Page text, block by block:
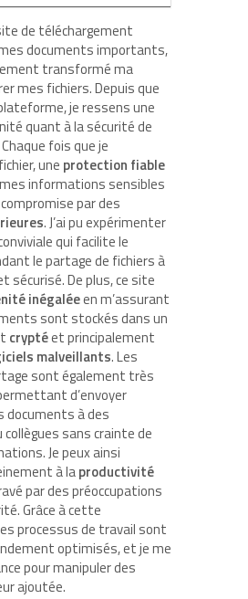
de téléchargement
documents importants,
transformé ma
mes fichiers. Depuis que
je ressens une
quant à la sécurité de
fois que je
une protection fiable
informations sensibles
par des
. J’ai pu expérimenter
qui facilite le
le partage de fichiers à
sécurisé. De plus, ce site
inégaléeen m’assurant
sont stockés dans un
cryptéet principalement
malveillants. Les
sont également très
d’envoyer
documents à des
sans crainte de
Je peux ainsi
à laproductivité
par des préoccupations
Grâce à cette
processus de travail sont
optimisés, et je me
pour manipuler des
ajoutée.